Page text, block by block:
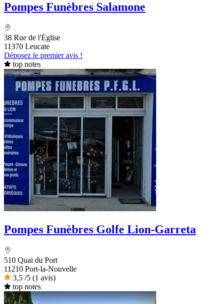
Pompes Funèbres Salamone
38 Rue de l'Église
11370 Leucate
Déposez le premier avis !
top notes
Pompes Funèbres Golfe Lion-Garreta
510 Quai du Port
11210 Port-la-Nouvelle
3,5 /5 (1 avis)
top notes